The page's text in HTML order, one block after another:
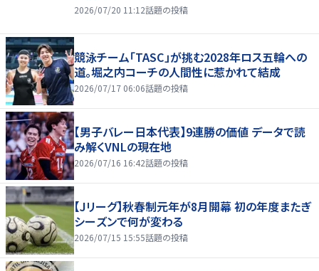
2026/07/20 11:12話題の投稿
競泳チーム「TASC」が挑む2028年ロス五輪への
道。堀之内コーチの人間性に惹かれて結成
2026/07/17 06:06話題の投稿
【男子バレー日本代表】9連勝の価値 データで読
み解くVNLの現在地
2026/07/16 16:42話題の投稿
【Jリーグ】秋春制元年が8月開幕 初の年度またぎ
シーズンで何が変わる
2026/07/15 15:55話題の投稿